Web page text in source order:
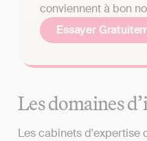
conviennent à bon
Essayer
Les domaines
Les cabinets d'expertise